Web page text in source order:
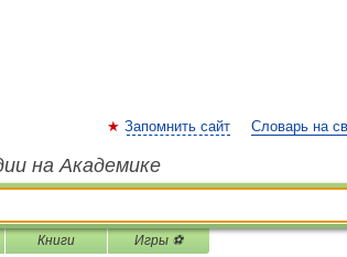
Запомнить сайт Словарь на
на Академике
Книги Игры ⚽